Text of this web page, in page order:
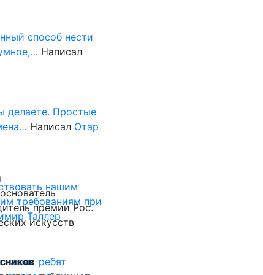
способ нести
Написал
делаете. Простые
Написал Отар
нашим
требованиям при
Таллер
наших ребят
премии Рос.
искусств